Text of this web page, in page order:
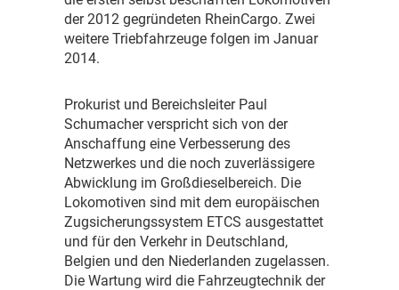
der 2012 gegründeten RheinCargo. Zwei
weitere Triebfahrzeuge folgen im Januar
2014.
Prokurist und Bereichsleiter Paul
Schumacher verspricht sich von der
Anschaffung eine Verbesserung des
Netzwerkes und die noch zuverlässigere
Abwicklung im Großdieselbereich. Die
Lokomotiven sind mit dem europäischen
Zugsicherungssystem ETCS ausgestattet
und für den Verkehr in Deutschland,
Belgien und den Niederlanden zugelassen.
Die Wartung wird die Fahrzeugtechnik der